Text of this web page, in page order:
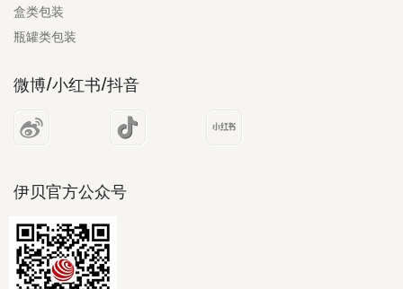
盒类包装
瓶罐类包装
微博/小红书/抖音
伊贝官方公众号